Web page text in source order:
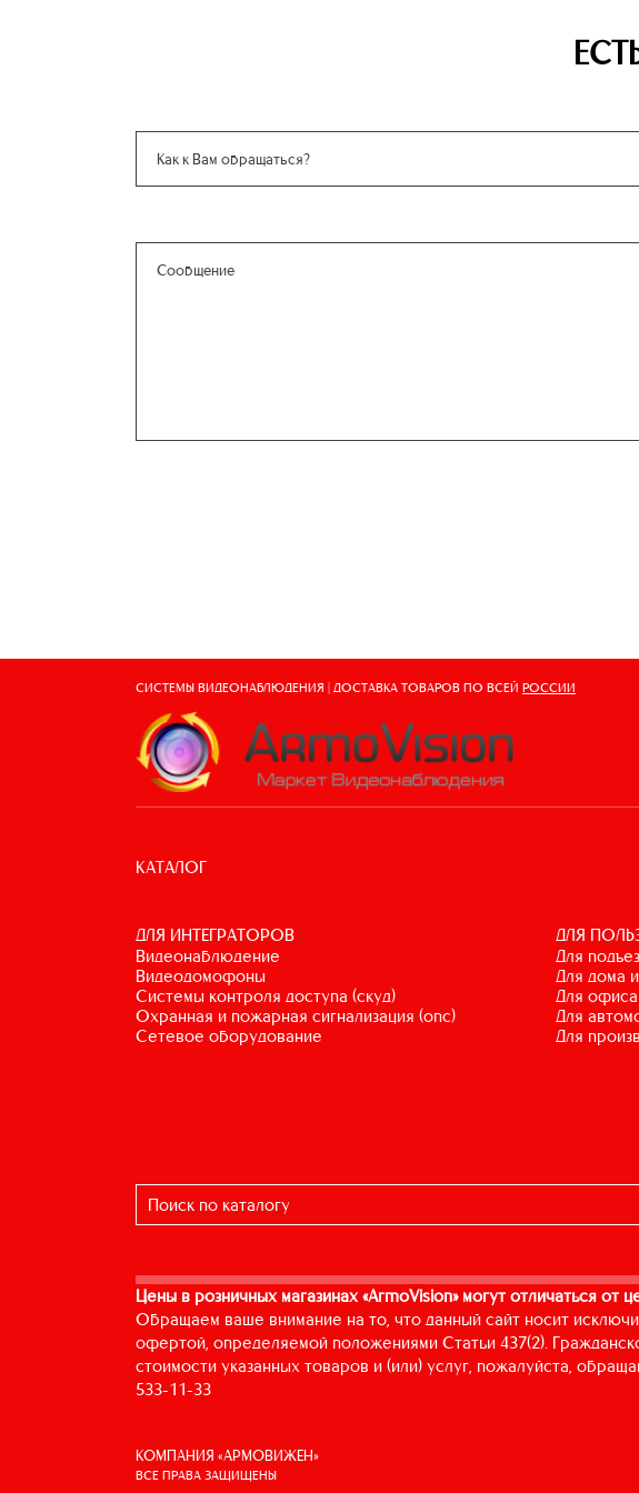
СИСТЕМЫ ВИДЕОНАБЛЮДЕНИЯ | ДОСТАВКА ТОВАРОВ ПО ВСЕЙ РОССИИ
КАТАЛОГ
ДЛЯ ИНТЕГРАТОРОВ
видеонаблюдение
видеодомофоны
системы контроля доступа (скуд)
охранная и пожарная сигнализация (опс)
сетевое оборудование
ДЛЯ
для
для дома
для
для
для
Цены в розничных магазинах «ArmoVision» могут отличаться от
Обращаем ваше внимание на то, что данный сайт носит
офертой, определяемой положениями Статьи 437(2).
стоимости указанных товаров и (или) услуг, пожалуйста,
533-11-33
КОМПАНИЯ «АРМОВИЖЕН»
ВСЕ ПРАВА ЗАЩИЩЕНЫ